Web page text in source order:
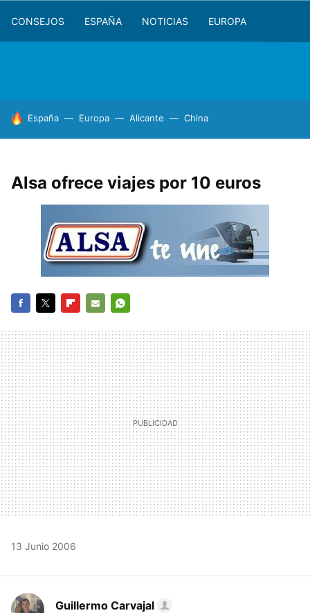
CONSEJOS ESPAÑA NOTICIAS EUROPA
HOY SE HABLA DE
España Europa Alicante China
Alsa ofrece viajes por 10 euros
MAIL
13 Junio 2006
Guillermo Carvajal